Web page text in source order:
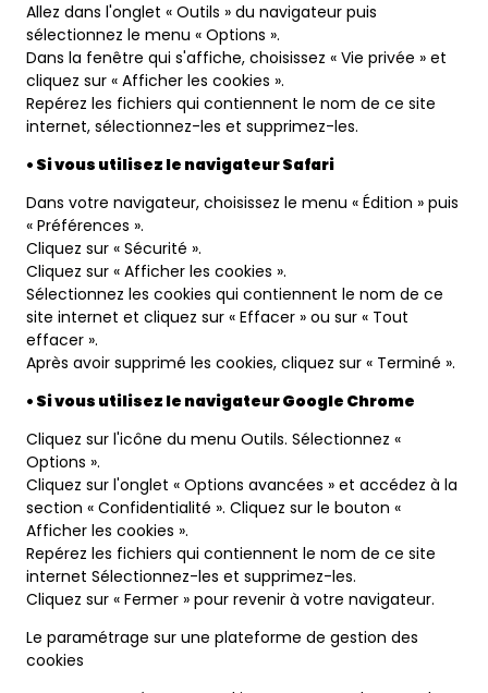
Allez dans l'onglet « Outils » du navigateur puis
sélectionnez le menu « Options ».
Dans la fenêtre qui s'affiche, choisissez « Vie privée » et
cliquez sur « Afficher les cookies ».
Repérez les fichiers qui contiennent le nom de ce site
internet, sélectionnez-les et supprimez-les.
• Si vous utilisez le navigateur Safari
Dans votre navigateur, choisissez le menu « Édition » puis
« Préférences ».
Cliquez sur « Sécurité ».
Cliquez sur « Afficher les cookies ».
Sélectionnez les cookies qui contiennent le nom de ce
site internet et cliquez sur « Effacer » ou sur « Tout
effacer ».
Après avoir supprimé les cookies, cliquez sur « Terminé ».
• Si vous utilisez le navigateur Google Chrome
Cliquez sur l'icône du menu Outils. Sélectionnez «
Options ».
Cliquez sur l'onglet « Options avancées » et accédez à la
section « Confidentialité ». Cliquez sur le bouton «
Afficher les cookies ».
Repérez les fichiers qui contiennent le nom de ce site
internet Sélectionnez-les et supprimez-les.
Cliquez sur « Fermer » pour revenir à votre navigateur.
Le paramétrage sur une plateforme de gestion des
cookies